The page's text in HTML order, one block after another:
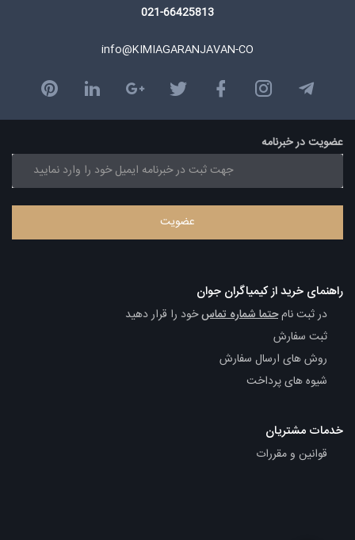
021-66425813
info@KIMIAGARANJAVAN-CO
عضویت در خبرنامه
راهنمای خرید از کیمیاگران جوان
در ثبت نامحتما شماره تماسخود را قرار دهید
ثبت سفارش
روش های ارسال سفارش
شیوه های پرداخت
خدمات مشتریان
قوانین و مقررات